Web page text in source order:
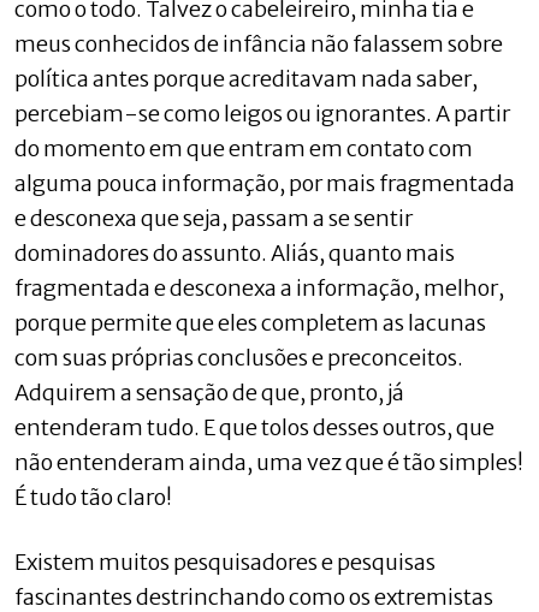
como o todo. Talvez o cabeleireiro, minha tia e
meus conhecidos de infância não falassem sobre
política antes porque acreditavam nada saber,
percebiam-se como leigos ou ignorantes. A partir
do momento em que entram em contato com
alguma pouca informação, por mais fragmentada
e desconexa que seja, passam a se sentir
dominadores do assunto. Aliás, quanto mais
fragmentada e desconexa a informação, melhor,
porque permite que eles completem as lacunas
com suas próprias conclusões e preconceitos.
Adquirem a sensação de que, pronto, já
entenderam tudo. E que tolos desses outros, que
não entenderam ainda, uma vez que é tão simples!
É tudo tão claro!
Existem muitos pesquisadores e pesquisas
fascinantes destrinchando como os extremistas